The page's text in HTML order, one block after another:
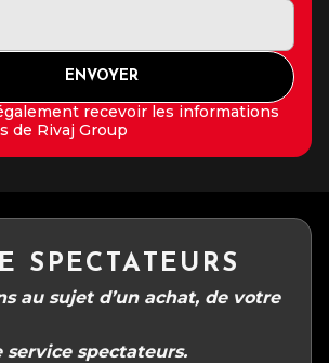
recevoir les informations
de Rivaj Group
SPECTATEURS
au sujet d’un achat, de votre
service spectateurs.